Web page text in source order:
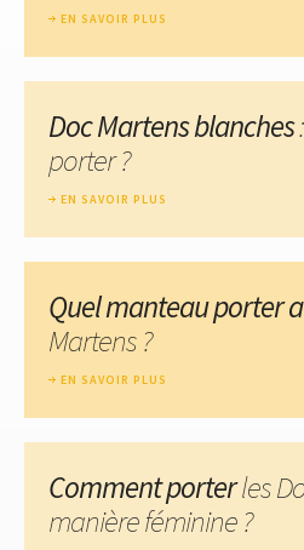
EN SAVOIR PLUS
Doc Martens blanches
porter ?
EN SAVOIR PLUS
Quel manteau porter
Martens ?
EN SAVOIR PLUS
Comment porterles
manière féminine ?